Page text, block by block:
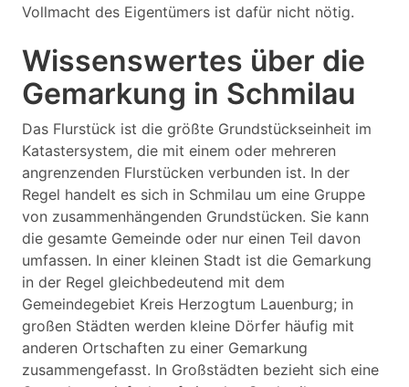
Vollmacht des Eigentümers ist dafür nicht nötig.
Wissenswertes über die
Gemarkung in Schmilau
Das Flurstück ist die größte Grundstückseinheit im
Katastersystem, die mit einem oder mehreren
angrenzenden Flurstücken verbunden ist. In der
Regel handelt es sich in Schmilau um eine Gruppe
von zusammenhängenden Grundstücken. Sie kann
die gesamte Gemeinde oder nur einen Teil davon
umfassen. In einer kleinen Stadt ist die Gemarkung
in der Regel gleichbedeutend mit dem
Gemeindegebiet Kreis Herzogtum Lauenburg; in
großen Städten werden kleine Dörfer häufig mit
anderen Ortschaften zu einer Gemarkung
zusammengefasst. In Großstädten bezieht sich eine